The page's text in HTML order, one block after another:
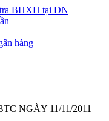
BHXH tại DN
hàng
NGÀY 11/11/2011